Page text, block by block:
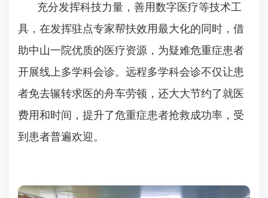
充分发挥科技力量，善用数字医疗等技术工
具，在发挥驻点专家帮扶效用最大化的同时，借
助中山一院优质的医疗资源，为疑难危重症患者
开展线上多学科会诊。远程多学科会诊不仅让患
者免去辗转求医的舟车劳顿，还大大节约了就医
费用和时间，提升了危重症患者抢救成功率，受
到患者普遍欢迎。